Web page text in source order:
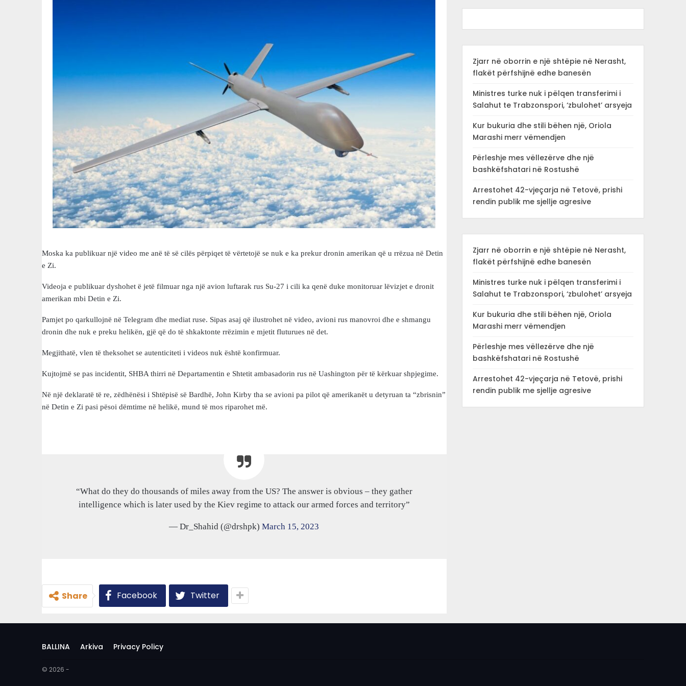
Moska ka publikuar një video me anë të së cilës përpiqet të vërtetojë se nuk e ka prekur dronin amerikan që u rrëzua në Detin
e Zi.
Videoja e publikuar dyshohet ë jetë filmuar nga një avion luftarak rus Su-27 i cili ka qenë duke monitoruar lëvizjet e dronit
amerikan mbi Detin e Zi.
Pamjet po qarkullojnë në Telegram dhe mediat ruse. Sipas asaj që ilustrohet në video, avioni rus manovroi dhe e shmangu
dronin dhe nuk e preku helikën, gjë që do të shkaktonte rrëzimin e mjetit fluturues në det.
Megjithatë, vlen të theksohet se autenticiteti i videos nuk është konfirmuar.
Kujtojmë se pas incidentit, SHBA thirri në Departamentin e Shtetit ambasadorin rus në Uashington për të kërkuar shpjegime.
Në një deklaratë të re, zëdhënësi i Shtëpisë së Bardhë, John Kirby tha se avioni pa pilot që amerikanët u detyruan ta “zbrisnin”
në Detin e Zi pasi pësoi dëmtime në helikë, mund të mos riparohet më.
“What do they do thousands of miles away from the US? The answer is obvious – they gather
intelligence which is later used by the Kiev regime to attack our armed forces and territory”
— Dr_Shahid (@drshpk)March 15, 2023
Share Facebook Twitter
Zjarr në oborrin e një shtëpie në Nerasht,
flakët përfshijnë edhe banesën
Ministres turke nuk i pëlqen transferimi i
Salahut te Trabzonspori, ‘zbulohet’ arsyeja
Kur bukuria dhe stili bëhen një, Oriola
Marashi merr vëmendjen
Përleshje mes vëllezërve dhe një
bashkëfshatari në Rostushë
Arrestohet 42-vjeçarja në Tetovë, prishi
rendin publik me sjellje agresive
Zjarr në oborrin e një shtëpie në Nerasht,
flakët përfshijnë edhe banesën
Ministres turke nuk i pëlqen transferimi i
Salahut te Trabzonspori, ‘zbulohet’ arsyeja
Kur bukuria dhe stili bëhen një, Oriola
Marashi merr vëmendjen
Përleshje mes vëllezërve dhe një
bashkëfshatari në Rostushë
Arrestohet 42-vjeçarja në Tetovë, prishi
rendin publik me sjellje agresive
BALLINA Arkiva Privacy Policy
© 2026 -